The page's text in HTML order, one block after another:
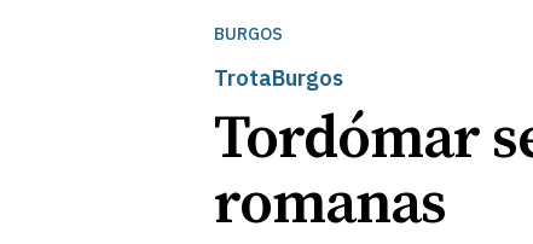
BURGOS
TrotaBurgos
Tordómar
romanas